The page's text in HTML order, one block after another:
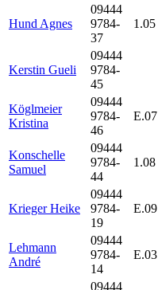
Hund Agnes
09444
9784-
37
1.05
Kerstin Gueli
09444
9784-
45
Köglmeier
Kristina
09444
9784-
46
E.07
Konschelle
Samuel
09444
9784-
44
1.08
Krieger Heike
09444
9784-
19
E.09
Lehmann
André
09444
9784-
14
E.03
09444